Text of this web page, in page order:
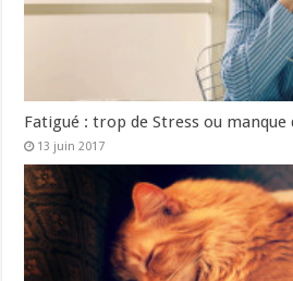
Fatigué : trop de Stress ou manque
13 juin 2017